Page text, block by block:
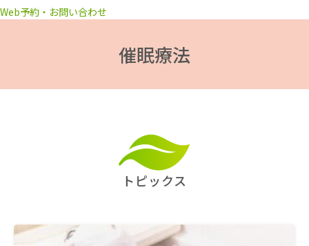
Web予約・お問い合わせ
催眠療法
トピックス